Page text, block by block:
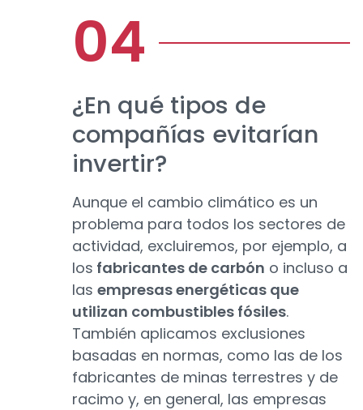
¿En qué tipos de
compañías evitarían
invertir?
Aunque el cambio climático es un
problema para todos los sectores de
actividad, excluiremos, por ejemplo, a
los fabricantes de carbón o incluso a
las empresas energéticas que
utilizan combustibles fósiles.
También aplicamos exclusiones
basadas en normas, como las de los
fabricantes de minas terrestres y de
racimo y, en general, las empresas